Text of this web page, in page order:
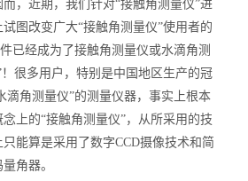
Flight）
而，近期，我们针对“接触角测量仪”进
图改变广大“接触角测量仪”使用者的
已经成为了接触角测量仪或水滴角测
很多用户，特别是中国地区生产的冠
滴角测量仪”的测量仪器，事实上根本
上的“接触角测量仪”，从所采用的技
能算是采用了数字CCD摄像技术和简
角器。